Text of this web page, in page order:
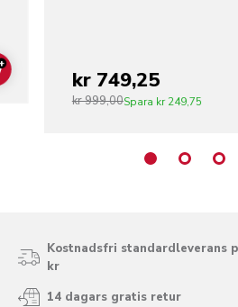
ADD TO CARTkr 749,25
kr 999,00Spara kr 249,75
Kostnadsfri standardleverans
kr
14 dagars gratis retur